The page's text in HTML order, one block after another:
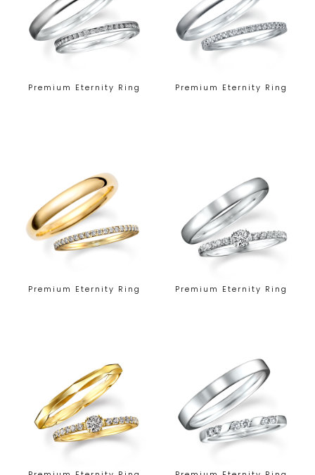
Premium Eternity Ring Premium Eternity Ring
Premium Eternity Ring Premium Eternity Ring